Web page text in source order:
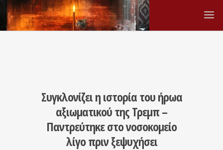
Συγκλονίζει η ιστορία του ήρωα
αξιωματικού της Τρεμπ –
Παντρεύτηκε στο νοσοκομείο
λίγο πριν ξεψυχήσει